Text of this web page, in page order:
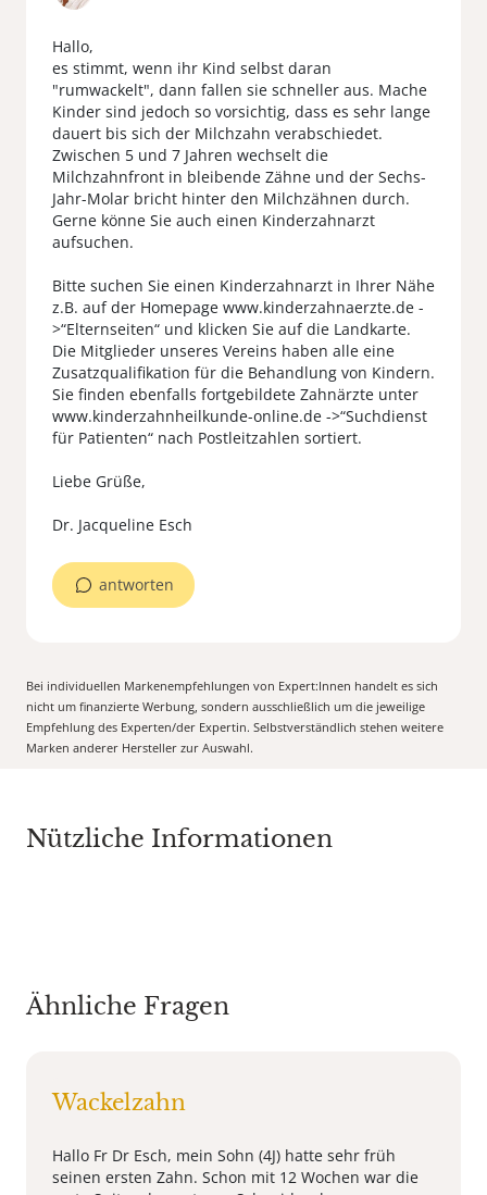
Hallo,
es stimmt, wenn ihr Kind selbst daran
"rumwackelt", dann fallen sie schneller aus. Mache
Kinder sind jedoch so vorsichtig, dass es sehr lange
dauert bis sich der Milchzahn verabschiedet.
Zwischen 5 und 7 Jahren wechselt die
Milchzahnfront in bleibende Zähne und der Sechs-
Jahr-Molar bricht hinter den Milchzähnen durch.
Gerne könne Sie auch einen Kinderzahnarzt
aufsuchen.
Bitte suchen Sie einen Kinderzahnarzt in Ihrer Nähe
z.B. auf der Homepage www.kinderzahnaerzte.de -
>“Elternseiten“ und klicken Sie auf die Landkarte.
Die Mitglieder unseres Vereins haben alle eine
Zusatzqualifikation für die Behandlung von Kindern.
Sie finden ebenfalls fortgebildete Zahnärzte unter
www.kinderzahnheilkunde-online.de ->“Suchdienst
für Patienten“ nach Postleitzahlen sortiert.
Liebe Grüße,
Dr. Jacqueline Esch
antworten
Bei individuellen Markenempfehlungen von Expert:Innen handelt es sich
nicht um finanzierte Werbung, sondern ausschließlich um die jeweilige
Empfehlung des Experten/der Expertin. Selbstverständlich stehen weitere
Marken anderer Hersteller zur Auswahl.
Nützliche Informationen
Ähnliche Fragen
Wackelzahn
Hallo Fr Dr Esch, mein Sohn (4J) hatte sehr früh
seinen ersten Zahn. Schon mit 12 Wochen war die